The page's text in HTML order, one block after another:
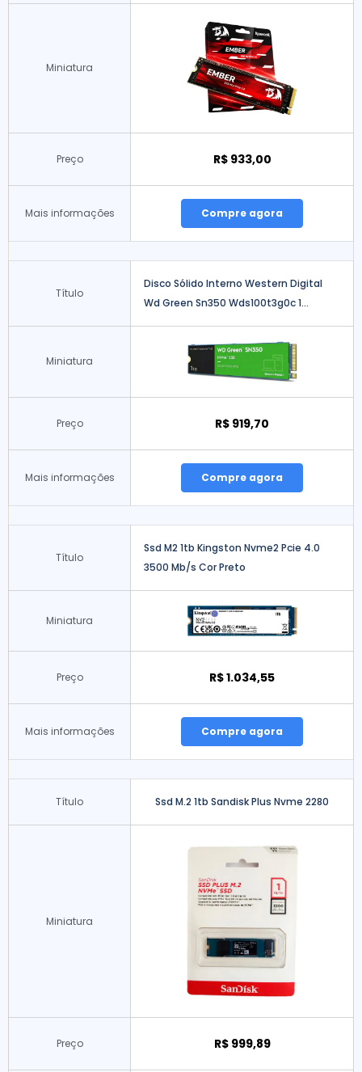
Miniatura
Preço R$ 933,00
Mais informações Compre agora
Título
Disco Sólido Interno Western Digital
Wd Green Sn350 Wds100t3g0c 1...
Miniatura
Preço R$ 919,70
Mais informações Compre agora
Título
Ssd M2 1tb Kingston Nvme2 Pcie 4.0
3500 Mb/s Cor Preto
Miniatura
Preço R$ 1.034,55
Mais informações Compre agora
Título Ssd M.2 1tb Sandisk Plus Nvme 2280
Miniatura
Preço R$ 999,89